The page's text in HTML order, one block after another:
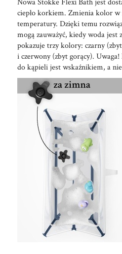
ciepło korkiem. Zmienia kolor w
temperatury. Dzięki temu
mogą zauważyć, kiedy woda jest
pokazuje trzy kolory: czarny
i czerwony (zbyt gorący).
do kąpieli jest wskaźnikiem, a